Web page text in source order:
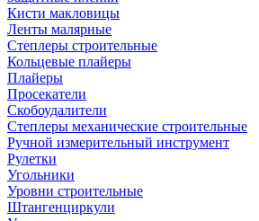
Кисти макловицы
Ленты малярные
Степлеры строительные
Кольцевые плайеры
Плайеры
Просекатели
Скобоудалители
Степлеры механические строительные
Ручной измерительный инструмент
Рулетки
Угольники
Уровни строительные
Штангенциркули